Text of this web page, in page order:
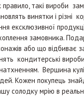
такі вироби
винятки і різні
ексклюзивної
замовника.
або що відбиває
кондитерські
Вершина
Кожен покупець
солодку мрію в